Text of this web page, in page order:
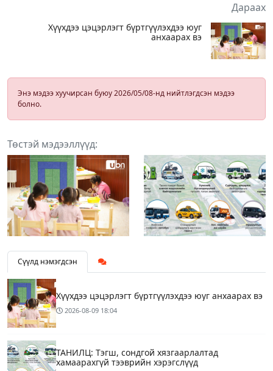
Дараах
Хүүхдээ цэцэрлэгт бүртгүүлэхдээ юуг
анхаарах вэ
Энэ мэдээ хуучирсан буюу 2026/05/08-нд нийтлэгдсэн мэдээ
болно.
Төстэй мэдээллүүд:
Сүүлд нэмэгдсэн
Хүүхдээ цэцэрлэгт бүртгүүлэхдээ юуг анхаарах вэ
2026-08-09 18:04
ТАНИЛЦ: Тэгш, сондгой хязгаарлалтад
хамаарахгүй тээврийн хэрэгслүүд